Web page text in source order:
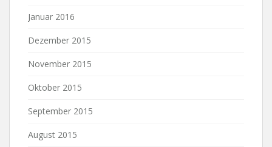
Januar 2016
Dezember 2015
November 2015
Oktober 2015
September 2015
August 2015